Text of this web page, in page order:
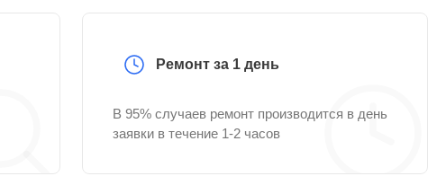
Ремонт за 1 день
В 95% случаев ремонт производится в день
заявки в течение 1-2 часов